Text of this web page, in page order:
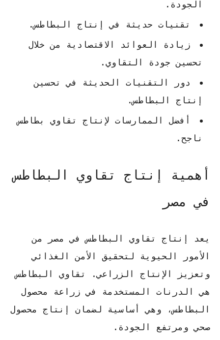
الجودة.
تقنيات حديثة في إنتاج البطاطس.
زيادة العوائد الاقتصادية من خلال
تحسين جودة التقاوي.
دور التقنيات الحديثة في تحسين
إنتاج البطاطس.
أفضل الممارسات لإنتاج تقاوي بطاطس
ناجح.
أهمية إنتاج تقاوي البطاطس
في مصر
يعد إنتاج تقاوي البطاطسفي مصر من
الأمور الحيوية لتحقيق الأمن الغذائي
وتعزيز الإنتاج الزراعي.
تقاوي البطاطس
هي الدرنات المستخدمة في زراعة محصول
البطاطس، وهي أساسية لضمان إنتاج محصول
صحي ومرتفع الجودة.